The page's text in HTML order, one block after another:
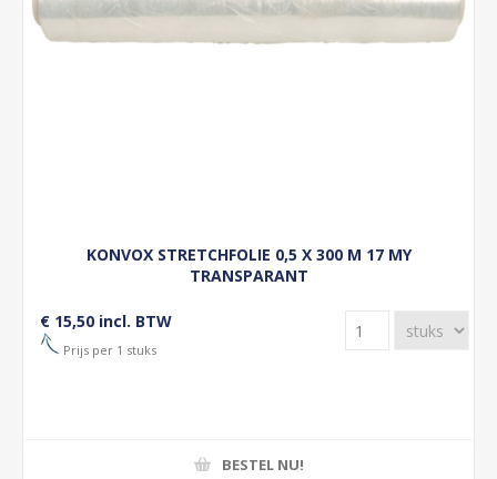
KONVOX STRETCHFOLIE 0,5 X 300 M 17 MY
TRANSPARANT
€ 15,50 incl. BTW
Prijs per 1 stuks
BESTEL NU!